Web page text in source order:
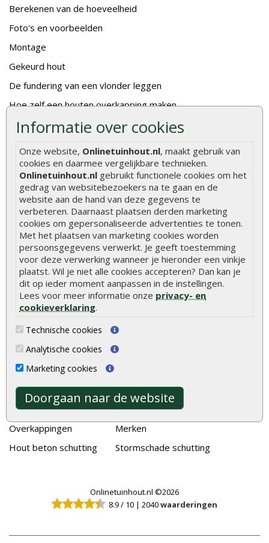
Informatie over cookies
Onze website, Onlinetuinhout.nl, maakt gebruik van
cookies en daarmee vergelijkbare technieken.
Onlinetuinhout.nl gebruikt functionele cookies om het
gedrag van websitebezoekers na te gaan en de
website aan de hand van deze gegevens te
verbeteren. Daarnaast plaatsen derden marketing
cookies om gepersonaliseerde advertenties te tonen.
Met het plaatsen van marketing cookies worden
persoonsgegevens verwerkt. Je geeft toestemming
voor deze verwerking wanneer je hieronder een vinkje
plaatst. Wil je niet alle cookies accepteren? Dan kan je
dit op ieder moment aanpassen in de instellingen.
Lees voor meer informatie onze privacy- en
cookieverklaring.
Technische cookies
Analytische cookies
Marketing cookies
Doorgaan naar de website
Berekenen van de hoeveelheid
Foto's en voorbeelden
Montage
Gekeurd hout
De fundering van een vlonder leggen
Hoe zelf een houten overkapping maken
Hoe zelf een vlonder leggen
Hoe betonpaal plaatsen
Hoe schutting plaatsen
De 9 beste tuinschermen van Onlinetuinhout.nl
Stijlvolle houtsoorten voor in de tuin
Duurzame tuin
Welke palen voor een schapenhek
Alle populaire categorieën
Tuinhout
Schutting
Vlonderplanken
Tuinpalen
Tuinhekken
Tuinhuizen
Blokhutten
Overkappingen
Hout beton schutting
Tuindeuren
Schuttingplanken
Steigerplanken
Rabatdelen
Aanbiedingen
Merken
Stormschade schutting
Onlinetuinhout.nl ©2026
8.9/ 10 | 2040waarderingen